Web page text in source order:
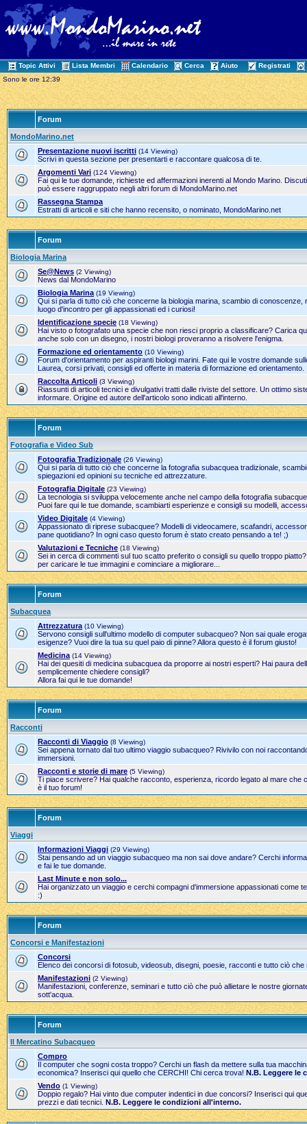
Topic Attivi Lista Membri Calendario Cerca Aiuto
Registrati
Sono le ore 12:39
Forum
MondoMarino.net
Presentazione nuovi iscritti (14 Viewing)
Scrivi in questa sezione per presentarti e raccontare qualcosa di te.
Argomenti Vari (124 Viewing)
Fai qui le tue domande, richieste ed affermazioni inerenti al Mondo Marino.
può essere raggruppato negli altri forum di MondoMarino.net
Rassegna Stampa
Estratti di articoli e siti che hanno recensito, o nominato, MondoMarino.net
Forum
Biologia Marina
Se@News (2 Viewing)
News dal MondoMarino
Biologia Marina (19 Viewing)
Qui si parla di tutto ciò che concerne la biologia marina, scambio di conoscenze,
luogo d'incontro per gli appassionati ed i curiosi!
Identificazione specie (18 Viewing)
Hai visto o fotografato una specie che non riesci proprio a classificare? Carica
anche solo con un disegno, i nostri biologi proveranno a risolvere l'enigma.
Formazione ed orientamento (10 Viewing)
Forum d'orientamento per aspiranti biologi marini. Fate qui le vostre domande
Laurea, corsi privati, consigli ed offerte in materia di formazione ed orientamento.
Raccolta Articoli (3 Viewing)
Riassunti di articoli tecnici e divulgativi tratti dalle riviste del settore. Un ottimo
informare. Origine ed autore dell'articolo sono indicati all'interno.
Forum
Fotografia e Video Sub
Fotografia Tradizionale (26 Viewing)
Qui si parla di tutto ciò che concerne la fotografia subacquea tradizionale,
spiegazioni ed opinioni su tecniche ed attrezzature.
Fotografia Digitale (23 Viewing)
La tecnologia si sviluppa velocemente anche nel campo della fotografia
Puoi fare qui le tue domande, scambiarti esperienze e consigli su modelli,
Video Digitale (4 Viewing)
Appassionato di riprese subacquee? Modelli di videocamere, scafandri,
pane quotidiano? In ogni caso questo forum è stato creato pensando a te! ;)
Valutazioni e Tecniche (18 Viewing)
Sei in cerca di commenti sul tuo scatto preferito o consigli su quello troppo
per caricare le tue immagini e cominciare a migliorare...
Forum
Subacquea
Attrezzatura (10 Viewing)
Servono consigli sull'ultimo modello di computer subacqueo? Non sai quale
esigenze? Vuoi dire la tua su quel paio di pinne? Allora questo è il forum giusto!
Medicina (14 Viewing)
Hai dei quesiti di medicina subacquea da proporre ai nostri esperti? Hai paura
semplicemente chiedere consigli?
Allora fai qui le tue domande!
Forum
Racconti
Racconti di Viaggio (8 Viewing)
Sei appena tornato dal tuo ultimo viaggio subacqueo? Rivivilo con noi
immersioni.
Racconti e storie di mare (5 Viewing)
Ti piace scrivere? Hai qualche racconto, esperienza, ricordo legato al mare che
è il tuo forum!
Forum
Viaggi
Informazioni Viaggi (29 Viewing)
Stai pensando ad un viaggio subacqueo ma non sai dove andare? Cerchi
e fai le tue domande.
Last Minute e non solo...
Hai organizzato un viaggio e cerchi compagni d'immersione appassionati come
:)
Forum
Concorsi e Manifestazioni
Concorsi
Elenco dei concorsi di fotosub, videosub, disegni, poesie, racconti e tutto ciò che
Manifestazioni (2 Viewing)
Manifestazioni, conferenze, seminari e tutto ciò che può allietare le nostre
sott'acqua.
Forum
Il Mercatino Subacqueo
Compro
Il computer che sogni costa troppo? Cerchi un flash da mettere sulla tua
economica? Inserisci qui quello che CERCHI! Chi cerca trova! N.B. Leggere le
Vendo (1 Viewing)
Doppio regalo? Hai vinto due computer indentici in due concorsi? Inserisci qui
prezzi e dati tecnici. N.B. Leggere le condizioni all'interno.